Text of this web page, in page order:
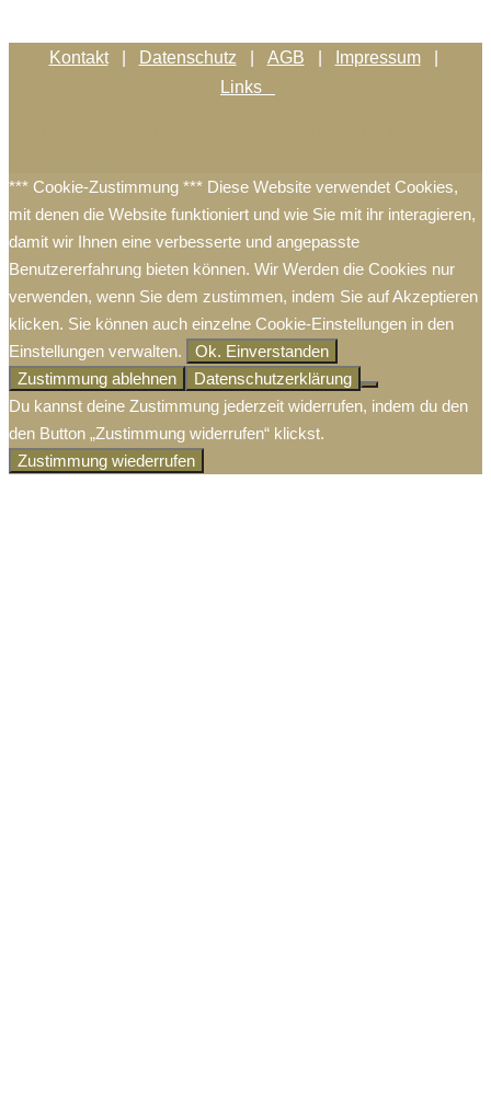
Kontakt| Datenschutz AGB Impressum|
Links
*** Cookie-Zustimmung *** Diese Website verwendet Cookies,
mit denen die Website funktioniert und wie Sie mit ihr interagieren,
damit wir Ihnen eine verbesserte und angepasste
Benutzererfahrung bieten können. Wir Werden die Cookies nur
verwenden, wenn Sie dem zustimmen, indem Sie auf Akzeptieren
klicken. Sie können auch einzelne Cookie-Einstellungen in den
Einstellungen verwalten.
Ok. Einverstanden
Zustimmung ablehnen
Datenschutzerklärung
Du kannst deine Zustimmung jederzeit widerrufen, indem du den
den Button „Zustimmung widerrufen“ klickst.
Zustimmung wiederrufen